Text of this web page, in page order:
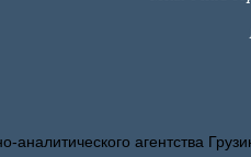
аналитического агентства